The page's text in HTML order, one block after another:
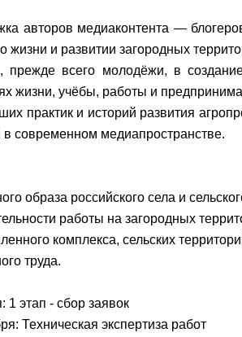
авторов медиаконтента —
и развитии загородных
прежде всего молодёжи, в
жизни, учёбы, работы и
практик и историй развития
в современном медиапространстве.
образа российского села и
работы на загородных
комплекса, сельских
труда.
1 этап - сбор заявок
Техническая экспертиза работ